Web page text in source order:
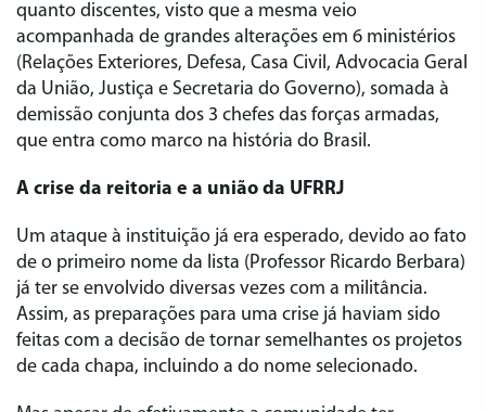
quanto discentes, visto que a mesma veio
acompanhada de grandes alterações em 6 ministérios
(Relações Exteriores, Defesa, Casa Civil, Advocacia Geral
da União, Justiça e Secretaria do Governo), somada à
demissão conjunta dos 3 chefes das forças armadas,
que entra como marco na história do Brasil.
A crise da reitoria e a união da UFRRJ
Um ataque à instituição já era esperado, devido ao fato
de o primeiro nome da lista (Professor Ricardo Berbara)
já ter se envolvido diversas vezes com a militância.
Assim, as preparações para uma crise já haviam sido
feitas com a decisão de tornar semelhantes os projetos
de cada chapa, incluindo a do nome selecionado.